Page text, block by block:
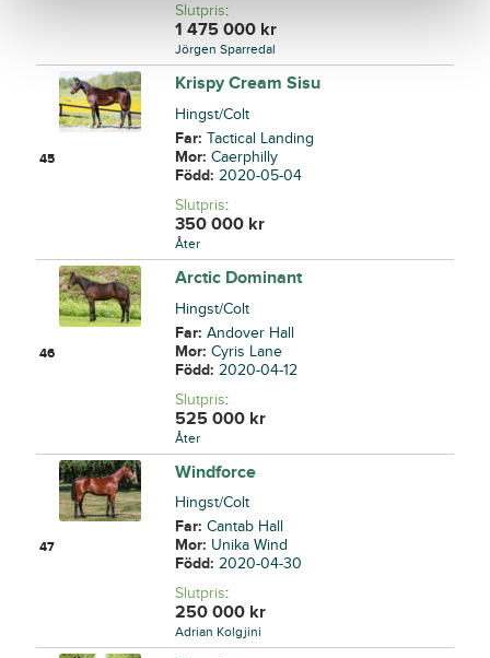
Slutpris:
1 475 000 kr
Jörgen Sparredal
45
Krispy Cream Sisu
Hingst/Colt
Far:Tactical Landing
Mor:Caerphilly
Född:2020-05-04
Slutpris:
350 000 kr
Åter
46
Arctic Dominant
Hingst/Colt
Far:Andover Hall
Mor:Cyris Lane
Född:2020-04-12
Slutpris:
525 000 kr
Åter
47
Windforce
Hingst/Colt
Far:Cantab Hall
Mor: Unika Wind
Född:2020-04-30
Slutpris:
250 000 kr
Adrian Kolgjini